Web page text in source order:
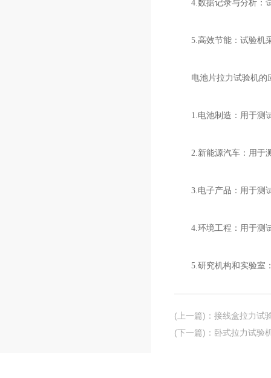
4.数据记录与分析：试
5.高效节能：试验机采
电池片拉力试验机的
1.电池制造：用于测试
2.新能源汽车：用于测
3.电子产品：用于测试
4.环境工程：用于测试
5.研究机构和实验室：
(上一篇) ： 接线盒拉力试
(下一篇) ： 卧式拉力试验